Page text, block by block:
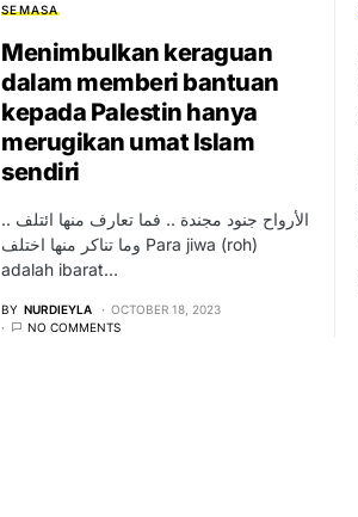
SEMASA
Menimbulkan keraguan
dalam memberi bantuan
kepada Palestin hanya
merugikan umat Islam
sendiri
الأرواح جنود مجندة .. فما تعارف منها ائتلف ..
وما تناكر منها اختلف Para jiwa (roh)
adalah ibarat…
BY NURDIEYLA
OCTOBER 18, 2023
NO COMMENTS